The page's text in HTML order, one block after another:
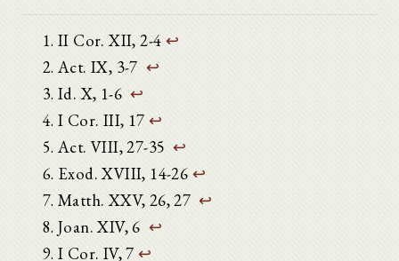
II Cor. XII, 2-4 ↩
Act. IX, 3-7 ↩
Id. X, 1-6 ↩
I Cor. III, 17 ↩
Act. VIII, 27-35 ↩
Exod. XVIII, 14-26 ↩
Matth. XXV, 26, 27 ↩
Joan. XIV, 6 ↩
I Cor. IV, 7 ↩